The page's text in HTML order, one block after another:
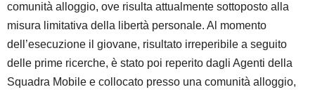
comunità alloggio, ove risulta attualmente sottoposto alla
misura limitativa della libertà personale. Al momento
dell’esecuzione il giovane, risultato irreperibile a seguito
delle prime ricerche, è stato poi reperito dagli Agenti della
Squadra Mobile e collocato presso una comunità alloggio,